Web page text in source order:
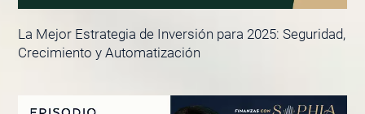
La Mejor Estrategia de Inversión para 2025: Seguridad,
Crecimiento y Automatización